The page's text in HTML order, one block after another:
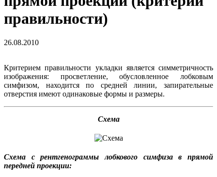
правильности)
26.08.2010
Критерием правильности укладки является симметричность
изображения: просветление, обусловленное лобковым
симфизом, находится по средней линии, запирательные
отверстия имеют одинаковые формы и размеры.
Схема
Схема с рентгенограммы лобкового симфиза в прямой
передней проекции: